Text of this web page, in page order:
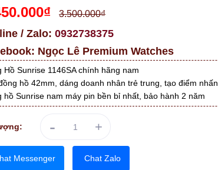
3.500.000₫
/ Zalo: 0932738375
Ngọc Lê Premium Watches
Hồ Sunrise 1146SA chính hãng nam
hồ 42mm, dáng doanh nhân trẻ trung, tạo điểm nhấn
hồ Sunrise nam máy pin bền bỉ nhất, bảo hành 2 năm
- +
Messenger Chat Zalo